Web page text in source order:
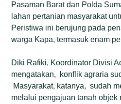
Pasaman Barat dan Polda
lahan pertanian masyarakat
Peristiwa ini berujung pada
warga Kapa, termasuk enam
Diki Rafiki, Koordinator Divisi
mengatakan, konflik agraria
Masyarakat, katanya, sudah
melalui pengajuan tanah objek